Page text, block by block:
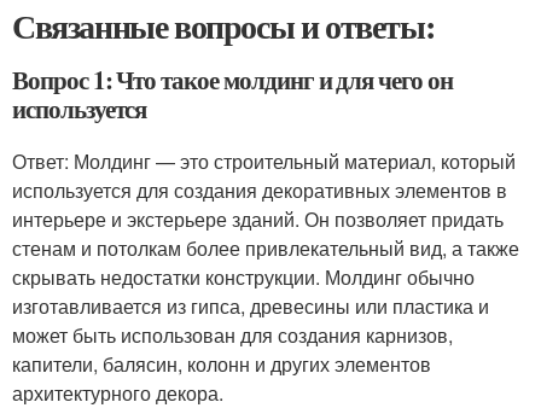
Связанные вопросы и ответы:
Вопрос 1: Что такое молдинг и для чего он
используется
Ответ: Молдинг — это строительный материал, который
используется для создания декоративных элементов в
интерьере и экстерьере зданий. Он позволяет придать
стенам и потолкам более привлекательный вид, а также
скрывать недостатки конструкции. Молдинг обычно
изготавливается из гипса, древесины или пластика и
может быть использован для создания карнизов,
капители, балясин, колонн и других элементов
архитектурного декора.